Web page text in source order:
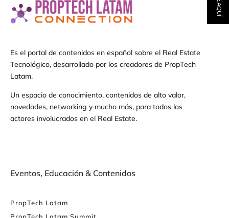
Es el portal de contenidos en español sobre el Real Estate
Tecnológico, desarrollado por los creadores de PropTech
Latam.
Un espacio de conocimiento, contenidos de alto valor,
novedades, networking y mucho más, para todos los
actores involucrados en el Real Estate.
Eventos, Educación & Contenidos
PropTech Latam